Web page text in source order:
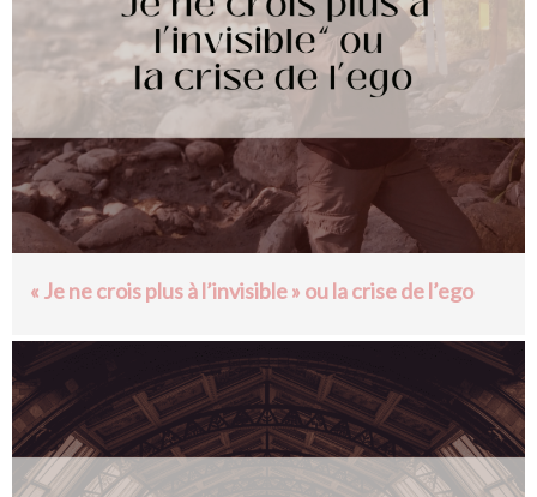
« Je ne crois plus à l’invisible » ou la crise de l’ego